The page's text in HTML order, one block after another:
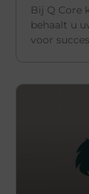
Bij Q Core
behaalt u
voor